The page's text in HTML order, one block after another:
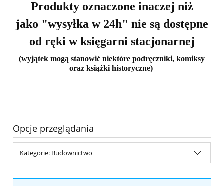
Produkty oznaczone inaczej niż
jako "wysyłka w 24h" nie są dostępne
od ręki w księgarni stacjonarnej
(wyjątek mogą stanowić niektóre podręczniki, komiksy
oraz książki historyczne)
Opcje przeglądania
Kategorie: Budownictwo